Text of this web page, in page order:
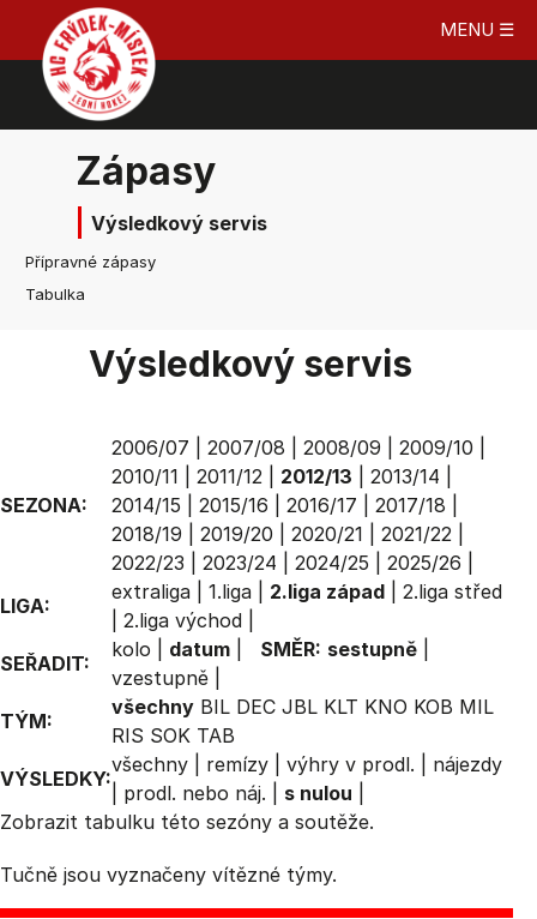
MENU ☰
Zápasy
Výsledkový servis
Přípravné zápasy
Tabulka
Výsledkový servis
SEZONA:
2006/07 2007/08 2008/09 2009/10
2010/11
2011/12 2012/13 2013/14
2014/15
2015/16 2016/17 2017/18
2018/19
2019/20 2020/21 2021/22
2022/23
2023/24 2024/25 2025/26
LIGA:
extraliga 1.liga 2.liga západ
2.liga střed
2.liga východ
SEŘADIT:
kolo datum SMĚR: sestupně
vzestupně
TÝM:
všechny BIL DEC JBL KLT KNO KOB MIL
RIS SOK TAB
VÝSLEDKY:
všechny remízy výhry v prodl.
nájezdy
prodl. nebo náj. s nulou
Zobrazit tabulku této sezóny a soutěže.
Tučně jsou vyznačeny vítězné týmy.